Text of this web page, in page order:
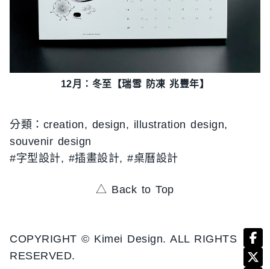
12月：冬至【瑞雪 防凍 兆豐年】
creation, design, illustration design
souvenir design
字型設計, 插畫設計, 桌曆設計
△ Back to Top
COPYRIGHT © Kimei Design. ALL RIGHTS
RESERVED.